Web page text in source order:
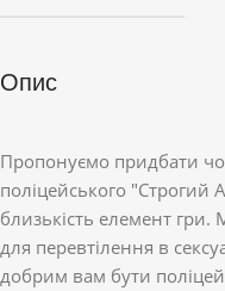
Опис
Пропонуємо придбати
поліцейського "Строгий
близькість елемент
для перевтілення в
добрим вам бути